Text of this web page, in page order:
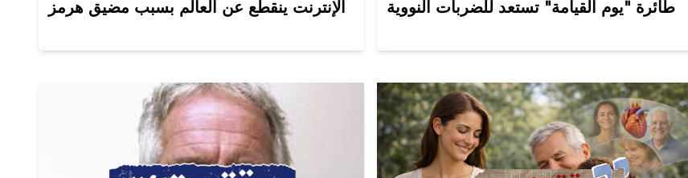
الإنترنت ينقطع عن العالم بسبب مضيق هرمز طائرة "يوم القيامة" تستعد للضربات النووية